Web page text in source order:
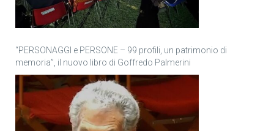
“PERSONAGGI e PERSONE – 99 profili, un patrimonio di
memoria”, il nuovo libro di Goffredo Palmerini